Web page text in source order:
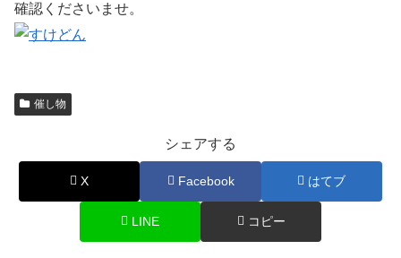
確認くださいませ。
催し物
シェアする
X Facebook はてブ
LINE コピー